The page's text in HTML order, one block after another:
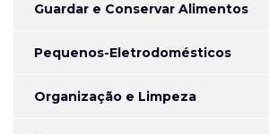
Guardar e Conservar Alimentos
Pequenos-Eletrodomésticos
Organização e Limpeza